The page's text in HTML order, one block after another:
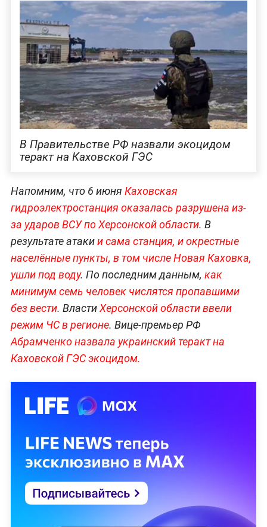
В Правительстве РФ назвали экоцидом
теракт на Каховской ГЭС
Напомним, что 6 июня Каховская
гидроэлектростанция оказалась разрушена из-
за ударов ВСУ по Херсонской области. В
результате атакии сама станция, и окрестные
населённые пункты, в том числе Новая Каховка,
ушли под воду. По последним данным, как
минимум семь человек числятся пропавшими
без вести. ВластиХерсонской области ввели
режим ЧС в регионе. Вице-премьер РФ
Абрамченко назвала украинский теракт на
Каховской ГЭС экоцидом.